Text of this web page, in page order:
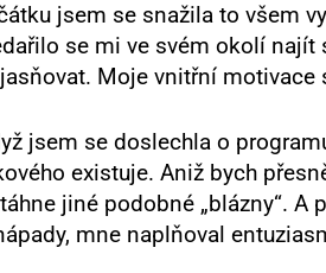
jsem se snažila to všem
se mi ve svém okolí najít
Moje vnitřní motivace
jsem se doslechla o
existuje. Aniž bych
jiné podobné „blázny“.
mne naplňoval